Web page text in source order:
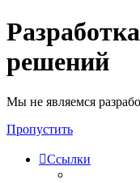
решений
Мы не являемся
Пропустить
Ссылки